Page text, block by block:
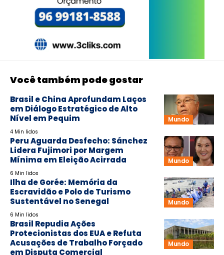
Você também pode gostar
Mundo
Brasil e China Aprofundam Laços
em Diálogo Estratégico de Alto
Nível em Pequim
4 Min lidos
Mundo
Peru Aguarda Desfecho: Sánchez
Lidera Fujimori por Margem
Mínima em Eleição Acirrada
6 Min lidos
Mundo
Ilha de Gorée: Memória da
Escravidão e Polo de Turismo
Sustentável no Senegal
6 Min lidos
Mundo
Brasil Repudia Ações
Protecionistas dos EUA e Refuta
Acusações de Trabalho Forçado
em Disputa Comercial